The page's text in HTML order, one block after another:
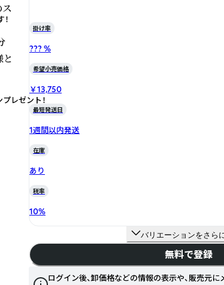
掛け率
??? %
希望小売価格
￥13,750
最短発送日
1週間以内発送
在庫
あり
税率
10%
バリエーションをさら
無料で登録
ログイン後、卸価格などの情報の表示や、販売元
レゼント！